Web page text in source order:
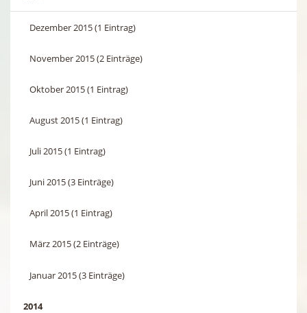
Dezember 2015 (1 Eintrag)
November 2015 (2 Einträge)
Oktober 2015 (1 Eintrag)
August 2015 (1 Eintrag)
Juli 2015 (1 Eintrag)
Juni 2015 (3 Einträge)
April 2015 (1 Eintrag)
März 2015 (2 Einträge)
Januar 2015 (3 Einträge)
2014